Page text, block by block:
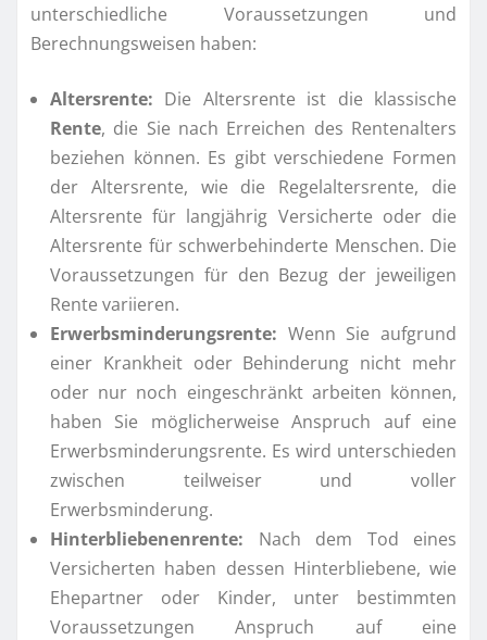
unterschiedliche Voraussetzungen und
Berechnungsweisen haben:
Altersrente: Die Altersrente ist die klassische
Rente, die Sie nach Erreichen des Rentenalters
beziehen können. Es gibt verschiedene Formen
der Altersrente, wie die Regelaltersrente, die
Altersrente für langjährig Versicherte oder die
Altersrente für schwerbehinderte Menschen. Die
Voraussetzungen für den Bezug der jeweiligen
Rente variieren.
Erwerbsminderungsrente: Wenn Sie aufgrund
einer Krankheit oder Behinderung nicht mehr
oder nur noch eingeschränkt arbeiten können,
haben Sie möglicherweise Anspruch auf eine
Erwerbsminderungsrente. Es wird unterschieden
zwischen teilweiser und voller
Erwerbsminderung.
Hinterbliebenenrente: Nach dem Tod eines
Versicherten haben dessen Hinterbliebene, wie
Ehepartner oder Kinder, unter bestimmten
Voraussetzungen Anspruch auf eine